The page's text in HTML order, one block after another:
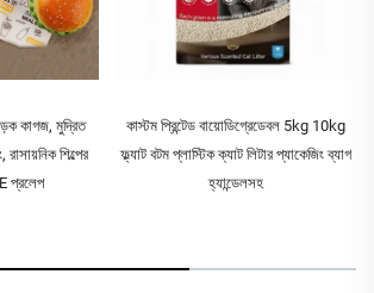
কাগজ, মুদ্রিত
রাসায়নিক শিল্পের
প্রলেপ
কাস্টম প্রিন্টেড বায়োডিগ্রেডেবল 5kg 10kg
ফ্ল্যাট বটম প্লাস্টিক ক্যাট লিটার প্যাকেজিং ব্যাগ
হ্যান্ডেলসহ